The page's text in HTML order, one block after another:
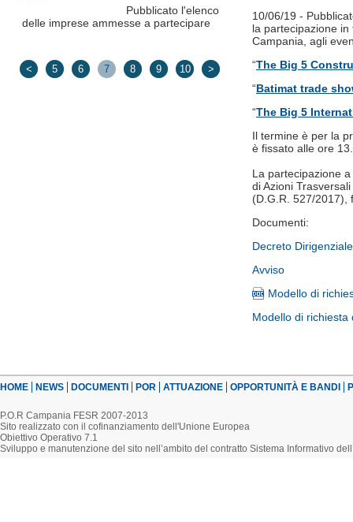
10/06/19 -
la partecipazione
Campania, agli
“The Big 5
“Batimat trade
“The Big 5
Il termine è per la
è fissato alle ore
La partecipazione
di Azioni
(D.G.R. 527/2017),
Documenti:
Decreto
Avviso
Modello di
Modello di
Pubblicato l'elenco
delle imprese ammesse a partecipare
< 5 6 7 8 9 10 >
HOME NEWS DOCUMENTI POR ATTUAZIONE OPPORTUNITÀ E BANDI
P.O.R Campania FESR 2007-2013
Sito realizzato con il cofinanziamento dell'Unione Europea
Obiettivo Operativo 7.1
Sviluppo e manutenzione del sito nell’ambito del contratto Sistema Informativo